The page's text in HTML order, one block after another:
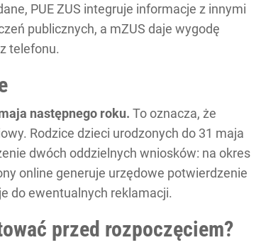
PUE ZUS integruje informacje z innymi
publicznych, a mZUS daje wygodę
telefonu.
następnego roku. To oznacza, że
Rodzice dzieci urodzonych do 31 maja
dwóch oddzielnych wniosków: na okres
online generuje urzędowe potwierdzenie
do ewentualnych reklamacji.
przed rozpoczęciem?